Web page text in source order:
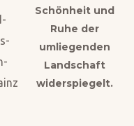
Schönheit und
Ruhe der
umliegenden
Landschaft
widerspiegelt.